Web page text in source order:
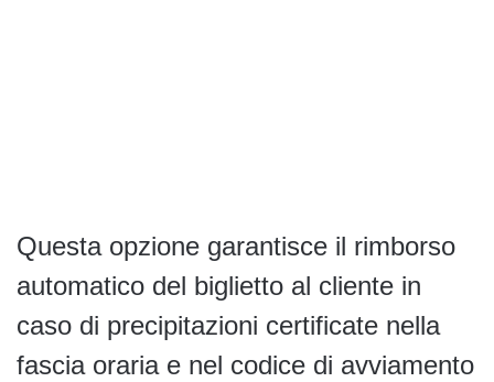
Questa opzione garantisce il rimborso
automatico del biglietto al cliente in
caso di precipitazioni certificate nella
fascia oraria e nel codice di avviamento